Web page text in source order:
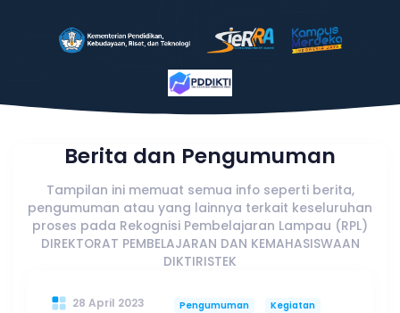
Berita dan Pengumuman
Tampilan ini memuat semua info seperti berita,
pengumuman atau yang lainnya terkait keseluruhan
proses pada Rekognisi Pembelajaran Lampau (RPL)
DIREKTORAT PEMBELAJARAN DAN KEMAHASISWAAN
DIKTIRISTEK
28 April 2023 Pengumuman Kegiatan